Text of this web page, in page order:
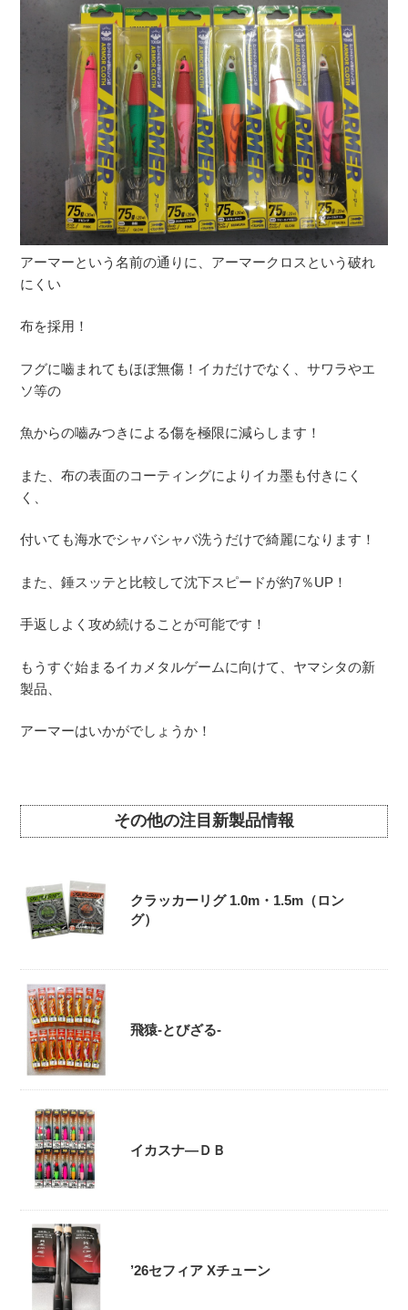
アーマーという名前の通りに、アーマークロスという破れ
にくい
布を採用！
フグに嚙まれてもほぼ無傷！イカだけでなく、サワラやエ
ソ等の
魚からの嚙みつきによる傷を極限に減らします！
また、布の表面のコーティングによりイカ墨も付きにく
く、
付いても海水でシャバシャバ洗うだけで綺麗になります！
また、錘スッテと比較して沈下スピードが約7％UP！
手返しよく攻め続けることが可能です！
もうすぐ始まるイカメタルゲームに向けて、ヤマシタの新
製品、
アーマーはいかがでしょうか！
その他の注目新製品情報
クラッカーリグ 1.0m・1.5m（ロン
グ）
飛猿-とびざる-
イカスナ―ＤＢ
’26セフィア Xチューン